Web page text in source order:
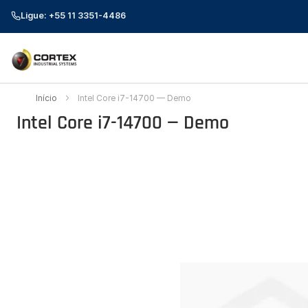
Ligue: +55 11 3351-4486
Início Intel Core i7-14700 — Demo
Intel Core i7-14700 — Demo